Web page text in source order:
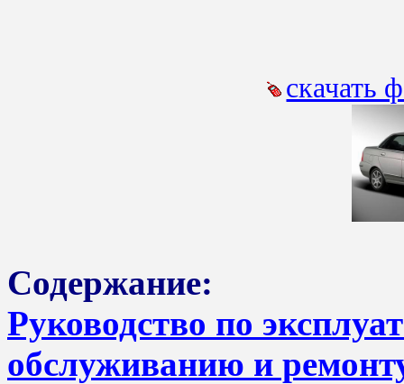
скачать
Содержание:
Руководство по
обслуживанию и